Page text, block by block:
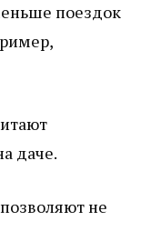
поездок
даче.
не